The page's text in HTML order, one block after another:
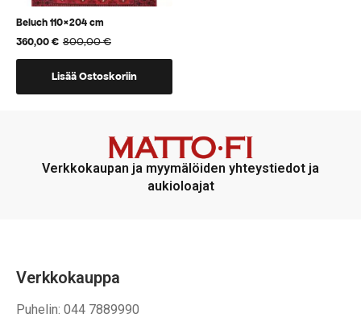
Beluch 110×204 cm
800,00€
Alkuperäinen
hinta
800,00 €.
360,00€
Nykyinen
hinta
360,00 €.Lisää Ostoskoriin
Verkkokaupan ja myymälöiden yhteystiedot ja
aukioloajat
Verkkokauppa
Puhelin: 044 7889990